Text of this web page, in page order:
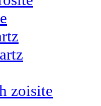
zoisite